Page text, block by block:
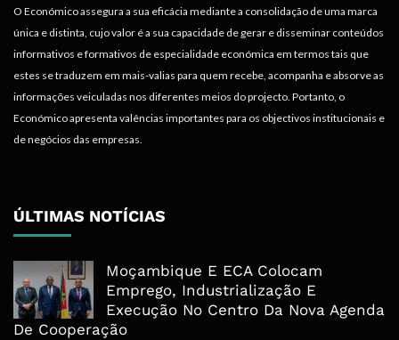
O Económico assegura a sua eficácia mediante a consolidação de uma marca
única e distinta, cujo valor é a sua capacidade de gerar e disseminar conteúdos
informativos e formativos de especialidade económica em termos tais que
estes se traduzem em mais-valias para quem recebe, acompanha e absorve as
informações veiculadas nos diferentes meios do projecto. Portanto, o
Económico apresenta valências importantes para os objectivos institucionais e
de negócios das empresas.
ÚLTIMAS NOTÍCIAS
Moçambique E ECA Colocam
Emprego, Industrialização E
Execução No Centro Da Nova Agenda
De Cooperação